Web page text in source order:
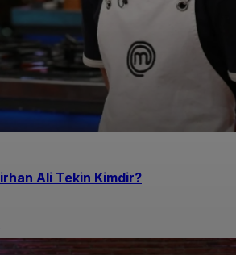
Ali Tekin Kimdir?